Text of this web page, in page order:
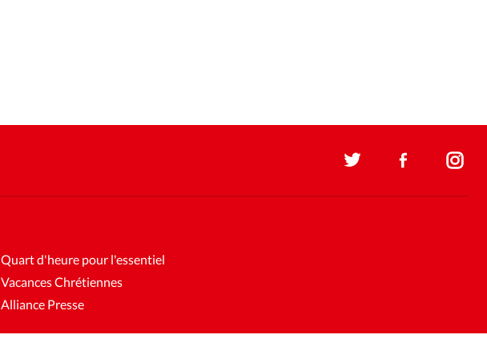
Quart d'heure pour l'essentiel
Vacances Chrétiennes
Alliance Presse